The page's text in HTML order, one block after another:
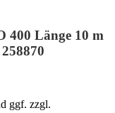
400 Länge 10 m
ggf. zzgl.